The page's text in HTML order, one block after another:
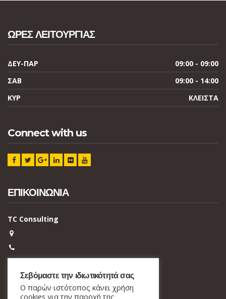
ΩΡΕΣ ΛΕΙΤΟΥΡΓΙΑΣ
ΔΕΥ-ΠΑΡ
09:00 - 09:00
ΣΑΒ
09:00 - 14:00
ΚΥΡ
ΚΛΕΙΣΤΑ
Connect with us
ΕΠΙΚΟΙΝΩΝΙΑ
TC Consulting
ΠΡΟΣΩΠΙΚΑ ΔΕΔΟΜΕΝΑ – ΠΟΛΙΤΙΚΗ ΑΠΟΡΡΗΤΟΥ
Σεβόμαστε την ιδιωτικότητά σας
Ο παρών ιστότοπος κάνει χρήση
cookies για την παροχή της